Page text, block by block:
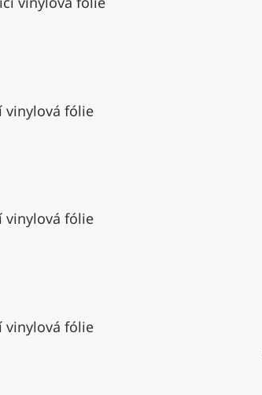
vinylová fólie
vinylová fólie
vinylová fólie